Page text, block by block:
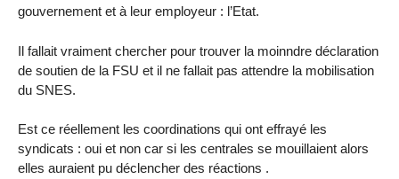
gouvernement et à leur employeur : l’Etat.
Il fallait vraiment chercher pour trouver la moinndre déclaration
de soutien de la FSU et il ne fallait pas attendre la mobilisation
du SNES.
Est ce réellement les coordinations qui ont effrayé les
syndicats : oui et non car si les centrales se mouillaient alors
elles auraient pu déclencher des réactions .